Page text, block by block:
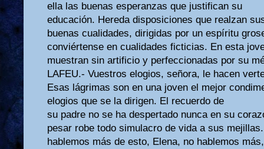
ella las buenas esperanzas que justifican su
educación. Hereda disposiciones que realzan
buenas cualidades, dirigidas por un espíritu
conviértense en cualidades ficticias. En esta
muestran sin artificio y perfeccionadas por su
LAFEU.- Vuestros elogios, señora, le hacen
Esas lágrimas son en una joven el mejor
elogios que se la dirigen. El recuerdo de
su padre no se ha despertado nunca en su
pesar robe todo simulacro de vida a sus
hablemos más de esto, Elena, no hablemos